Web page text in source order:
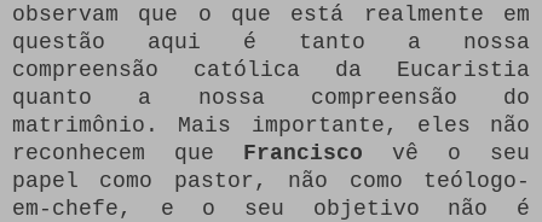
observam que o que está realmente em
questão aqui é tanto a nossa
compreensão católica da Eucaristia
quanto a nossa compreensão do
matrimônio. Mais importante, eles não
reconhecem que Francisco vê o seu
papel como pastor, não como teólogo-
em-chefe, e o seu objetivo não é